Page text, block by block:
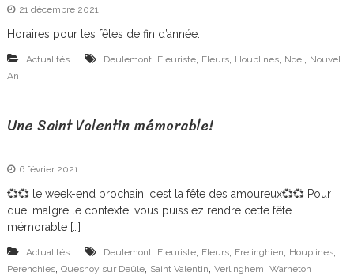
i
n
g
i
n
21 décembre 2021
Horaires pour les fêtes de fin d’année.
Actualités Deulemont, Fleuriste, Fleurs, Houplines, Noel, Nouvel
An
Une Saint Valentin mémorable!
6 février 2021
💞💞 le week-end prochain, c’est la fête des amoureux💞💞 Pour
que, malgré le contexte, vous puissiez rendre cette fête
mémorable […]
Actualités Deulemont, Fleuriste, Fleurs, Frelinghien, Houplines,
Perenchies, Quesnoy sur Deûle, Saint Valentin, Verlinghem, Warneton